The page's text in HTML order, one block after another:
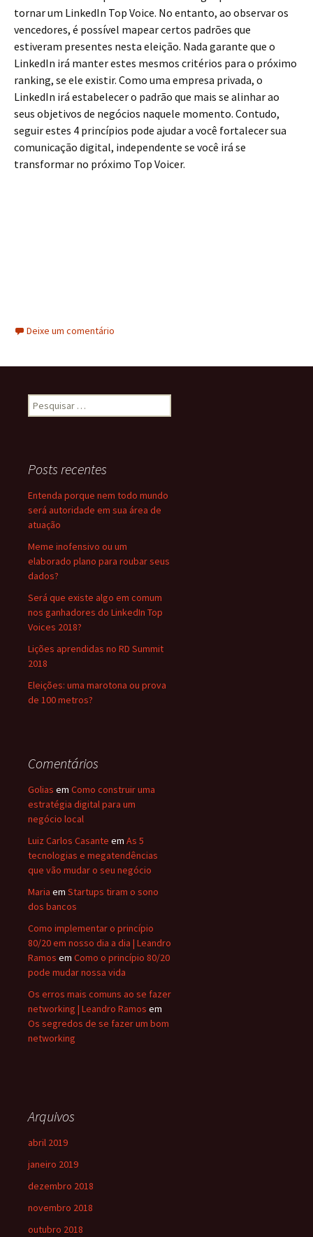
tornar um LinkedIn Top Voice. No entanto, ao observar os
vencedores, é possível mapear certos padrões que
estiveram presentes nesta eleição. Nada garante que o
LinkedIn irá manter estes mesmos critérios para o próximo
ranking, se ele existir. Como uma empresa privada, o
LinkedIn irá estabelecer o padrão que mais se alinhar ao
seus objetivos de negócios naquele momento. Contudo,
seguir estes 4 princípios pode ajudar a você fortalecer sua
comunicação digital, independente se você irá se
transformar no próximo Top Voicer.
Deixe um comentário
Pesquisar
por:
Posts recentes
Entenda porque nem todo mundo
será autoridade em sua área de
atuação
Meme inofensivo ou um
elaborado plano para roubar seus
dados?
Será que existe algo em comum
nos ganhadores do LinkedIn Top
Voices 2018?
Lições aprendidas no RD Summit
2018
Eleições: uma marotona ou prova
de 100 metros?
Comentários
Golias em Como construir uma
estratégia digital para um
negócio local
Luiz Carlos Casante em As 5
tecnologias e megatendências
que vão mudar o seu negócio
Maria em Startups tiram o sono
dos bancos
Como implementar o princípio
80/20 em nosso dia a dia | Leandro
Ramos em Como o princípio 80/20
pode mudar nossa vida
Os erros mais comuns ao se fazer
networking | Leandro Ramos em
Os segredos de se fazer um bom
networking
Arquivos
abril 2019
janeiro 2019
dezembro 2018
novembro 2018
outubro 2018